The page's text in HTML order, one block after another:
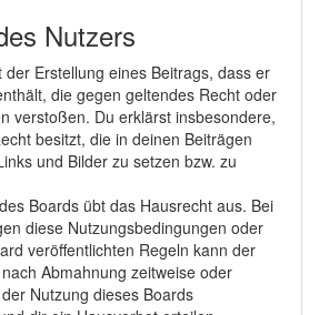
Nutzers
der Erstellung eines Beitrags, dass er
die gegen geltendes Recht oder
verstoßen. Du erklärst insbesondere,
besitzt, die in deinen Beiträgen
und Bilder zu setzen bzw. zu
Boards übt das Hausrecht aus. Bei
diese Nutzungsbedingungen oder
veröffentlichten Regeln kann der
Abmahnung zeitweise oder
Nutzung dieses Boards